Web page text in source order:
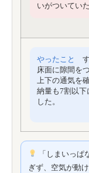
いがついていた
やったこと
す
床面に隙間を
上下の通気を
納量も7割以下
した。
「しまいっぱ
ぎず、空気が動